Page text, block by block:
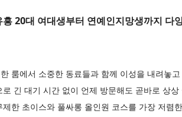
20대 여대생부터 연예인지망생까지 다
룸에서 소중한 동료들과 함께 이성을 내려놓
긴 대기 시간 없이 언제 방문해도 곧바로 상
한 초이스와 풀싸롱 올인원 코스를 가장 저렴